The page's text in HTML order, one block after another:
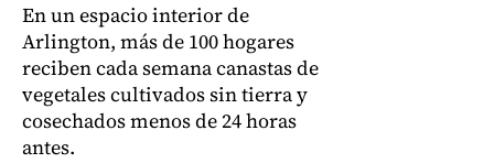
En un espacio interior de
Arlington, más de 100 hogares
reciben cada semana canastas de
vegetales cultivados sin tierra y
cosechados menos de 24 horas
antes.